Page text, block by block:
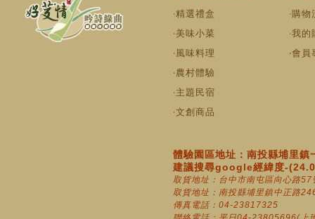
‧精選禮盒
‧美味小菜
‧風味料理
‧農村體驗
‧主題民宿
‧文創商品
‧購物
‧我的
‧會員
體驗園區地址：南投縣埔里
建議搜尋google經緯度-
取貨地址：台中市南屯區向心路57
取貨地址：南投縣埔里鎮中正路
傳真電話：04-23817325